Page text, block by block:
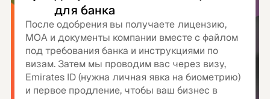
для банка
После одобрения вы получаете лицензию,
MOA и документы компании вместе с файлом
под требования банка и инструкциями по
визам. Затем мы проводим вас через визу,
Emirates ID (нужна личная явка на биометрию)
и первое продление, чтобы ваш бизнес в